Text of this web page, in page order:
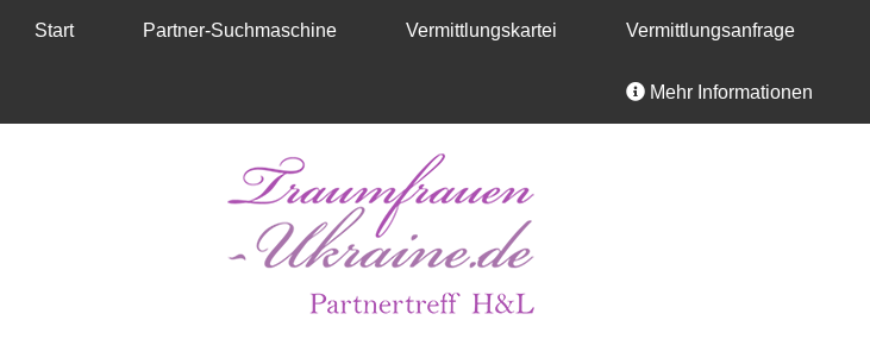
Start Partner-Suchmaschine Vermittlungskartei Vermittlungsanfrage
Mehr Informationen